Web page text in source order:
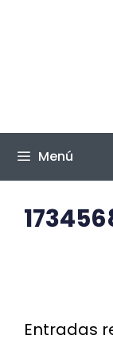
Menú
Entradas